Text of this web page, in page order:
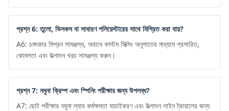
প্রশ্ন 6: তুলো, ভিসকস বা সাধারণ পলিয়েস্টারের সাথে মিশ্রিত করা যায়?
A6: চমৎকার মিশ্রন সামঞ্জস্য, অবাধে কাস্টম মিক্সিং অনুপাতের মাধ্যমে প্রসারিত,
কোমলতা এবং উত্পাদন খরচ সামঞ্জস্য করুন।
প্রশ্ন 7: নমুনা ক্রিম্প এবং স্পিনিং পরীক্ষার জন্য উপলব্ধ?
A7: ছোট পরীক্ষার নমুনা ল্যাব কর্মক্ষমতা যাচাইকরণ এবং উত্পাদন লাইন ট্রায়ালের জন্য